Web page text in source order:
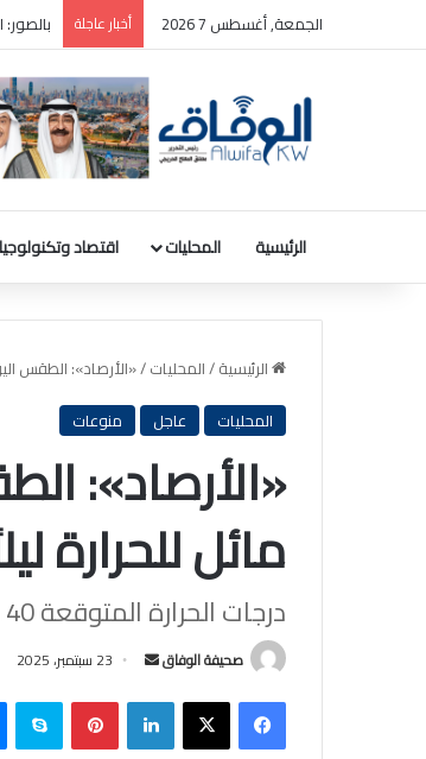
الجمعة, أغسطس 7 2026 أخبار عاجلة
الرئيسية المحليات اقتصاد وتكنولوجيا
الرئيسية/المحليات/«الأرصاد»: الطقس
المحليات
عاجل منوعات
«الأرصاد»:
مائل للحرارة
درجات الحرارة المتوقعة 40 درجة للعظمى.. و29 للصغرى
صحيفة الوفاق
أرسل
إلكترونيا
23 سبتمبر، 2025
فيسبوك‫X لينكدإن بينتيريست